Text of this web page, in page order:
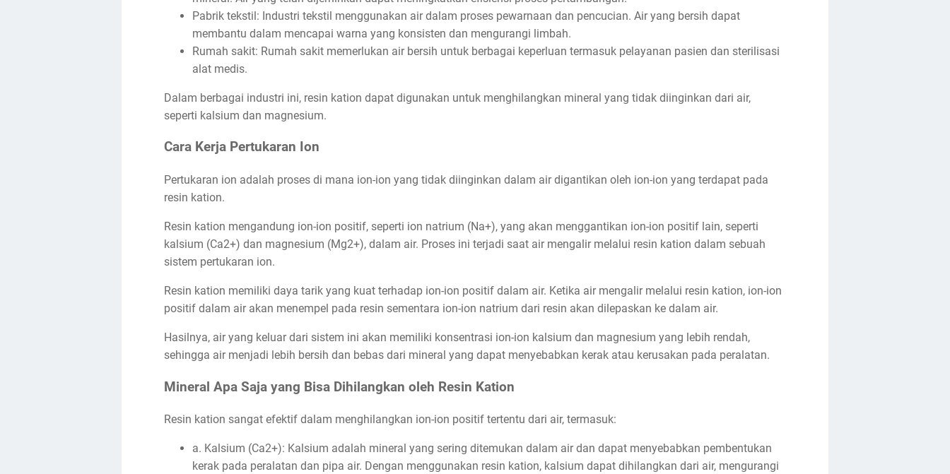
Pabrik tekstil: Industri tekstil menggunakan air dalam proses pewarnaan dan pencucian. Air yang bersih dapat
membantu dalam mencapai warna yang konsisten dan mengurangi limbah.
Rumah sakit: Rumah sakit memerlukan air bersih untuk berbagai keperluan termasuk pelayanan pasien dan sterilisasi
alat medis.
Dalam berbagai industri ini, resin kation dapat digunakan untuk menghilangkan mineral yang tidak diinginkan dari air,
seperti kalsium dan magnesium.
Cara Kerja Pertukaran Ion
Pertukaran ion adalah proses di mana ion-ion yang tidak diinginkan dalam air digantikan oleh ion-ion yang terdapat pada
resin kation.
Resin kation mengandung ion-ion positif, seperti ion natrium (Na+), yang akan menggantikan ion-ion positif lain, seperti
kalsium (Ca2+) dan magnesium (Mg2+), dalam air. Proses ini terjadi saat air mengalir melalui resin kation dalam sebuah
sistem pertukaran ion.
Resin kation memiliki daya tarik yang kuat terhadap ion-ion positif dalam air. Ketika air mengalir melalui resin kation, ion-ion
positif dalam air akan menempel pada resin sementara ion-ion natrium dari resin akan dilepaskan ke dalam air.
Hasilnya, air yang keluar dari sistem ini akan memiliki konsentrasi ion-ion kalsium dan magnesium yang lebih rendah,
sehingga air menjadi lebih bersih dan bebas dari mineral yang dapat menyebabkan kerak atau kerusakan pada peralatan.
Mineral Apa Saja yang Bisa Dihilangkan oleh Resin Kation
Resin kation sangat efektif dalam menghilangkan ion-ion positif tertentu dari air, termasuk:
a. Kalsium (Ca2+): Kalsium adalah mineral yang sering ditemukan dalam air dan dapat menyebabkan pembentukan
kerak pada peralatan dan pipa air. Dengan menggunakan resin kation, kalsium dapat dihilangkan dari air, mengurangi